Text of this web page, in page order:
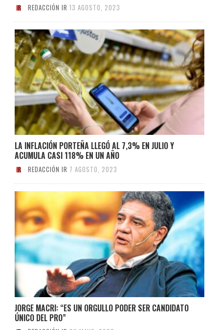
REDACCIÓN IR 13 AGOSTO, 2023
LA INFLACIÓN PORTEÑA LLEGÓ AL 7,3% EN JULIO Y
ACUMULA CASI 118% EN UN AÑO
REDACCIÓN IR 7 AGOSTO, 2023
JORGE MACRI: “ES UN ORGULLO PODER SER CANDIDATO
ÚNICO DEL PRO”